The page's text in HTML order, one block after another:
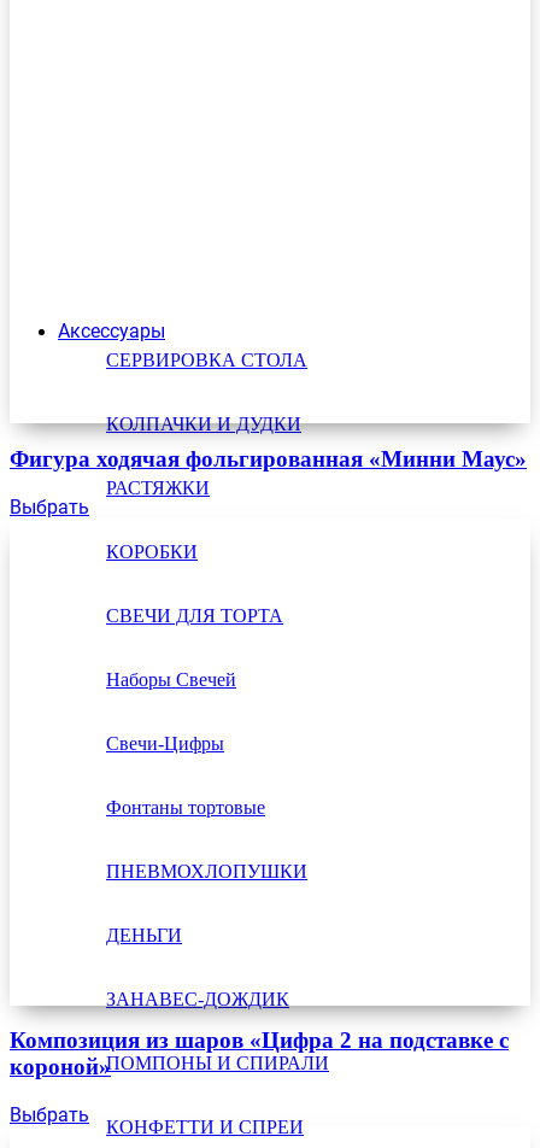
Аксессуары
СЕРВИРОВКА СТОЛА
КОЛПАЧКИ И ДУДКИ
РАСТЯЖКИ
КОРОБКИ
СВЕЧИ ДЛЯ ТОРТА
Наборы Свечей
Свечи-Цифры
Фонтаны тортовые
ПНЕВМОХЛОПУШКИ
ДЕНЬГИ
ЗАНАВЕС-ДОЖДИК
ПОМПОНЫ И СПИРАЛИ
КОНФЕТТИ И СПРЕИ
Фигура ходячая фольгированная «Минни Маус»
Выбрать
Композиция из шаров «Цифра 2 на подставке с
короной»
Выбрать